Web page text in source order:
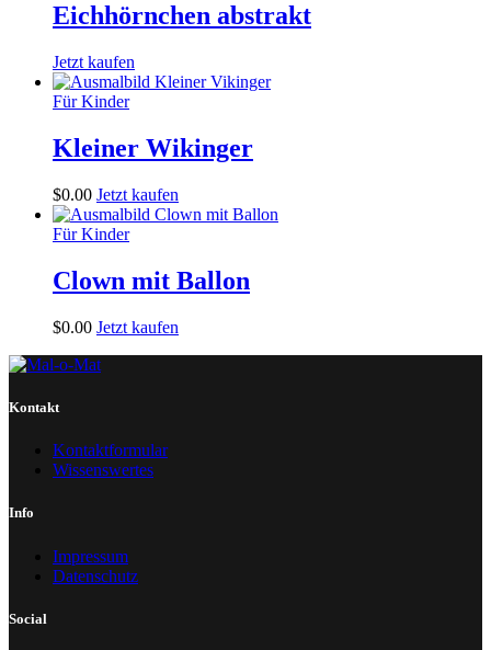
Eichhörnchen abstrakt
Jetzt kaufen
Für Kinder
Kleiner Wikinger
$0.00 Jetzt kaufen
Für Kinder
Clown mit Ballon
$0.00 Jetzt kaufen
Kontakt
Kontaktformular
Wissenswertes
Info
Impressum
Datenschutz
Social